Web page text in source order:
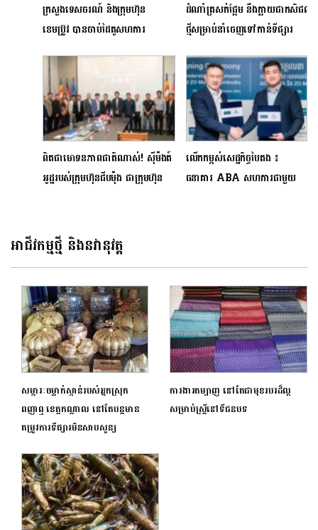
ក្រសួងទេសចរណ៍ និងក្រុមហ៊ុន
ខេមប្រ៊ូវ បានចាប់ដៃគូសហការ
ពហុកីឡាដ្ឋានជាតិមរតកតេជោ
ដំណាំត្រសក់ផ្អែម នឹងក្លាយជាកសិផល
ថ្មីសម្រាប់នាំចេញទៅកាន់ទីផ្សារ
ពិតជាមោទនភាពជាតិណាស់! ស៊ីម៉ងត៍
អូដ្ឋរបស់ក្រុមហ៊ុនជីបម៉ុង ជាក្រុមហ៊ុន
លើកកម្ពស់សេដ្ឋកិច្ចបៃតង ៖
ធនាគារ ABA សហការជាមួយ
អាជីវកម្មថ្មី និងនវានុវត្ត
សម្ភារៈចម្លាក់ស្ពាន់របស់អ្នកស្រុក
ពញាឮ ខេត្តកណ្តាល នៅតែបន្តមាន
តម្រូវការទីផ្សារមិនសាបសូន្យ
ការងារតម្បាញ នៅតែជាមុខរបរដ៏ល្អ
សម្រាប់ស្ត្រីនៅទីជនបទ